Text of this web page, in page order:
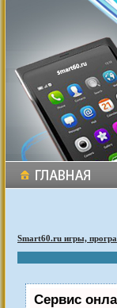
Smart60.ru игры,
Сервис